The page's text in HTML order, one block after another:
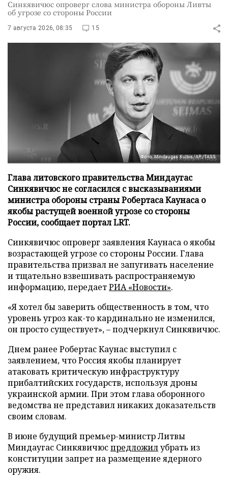
Синкявичюс опроверг слова министра обороны Ливты
об угрозе со стороны России
7 августа 2026, 08:35 15
Фото: Mindaugas Kulbis/AP/TASS
Глава литовского правительства Миндаугас
Синкявичюс не согласился с высказываниями
министра обороны страны Робертаса Каунаса о
якобы растущей военной угрозе со стороны
России, сообщает портал LRT.
Синкявичюс опроверг заявления Каунаса о якобы
возрастающей угрозе со стороны России. Глава
правительства призвал не запугивать население
и тщательно взвешивать распространяемую
информацию, передаетРИА «Новости».
«Я хотел бы заверить общественность в том, что
уровень угроз как-то кардинально не изменился,
он просто существует», – подчеркнул Синкявичюс.
Днем ранее Робертас Каунас выступил с
заявлением, что Россия якобы планирует
атаковать критическую инфраструктуру
прибалтийских государств, используя дроны
украинской армии. При этом глава оборонного
ведомства не представил никаких доказательств
своим словам.
В июне будущий премьер-министр Литвы
Миндаугас Синкявичюспредложилубрать из
конституции запрет на размещение ядерного
оружия.